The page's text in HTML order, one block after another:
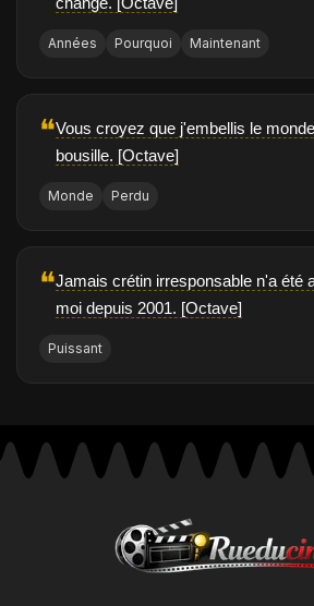
Années Pourquoi Maintenant
❝Vous croyez que j'embellis le
bousille. [Octave]
Monde Perdu
❝Jamais crétin irresponsable n'a été
moi depuis 2001. [Octave]
Puissant